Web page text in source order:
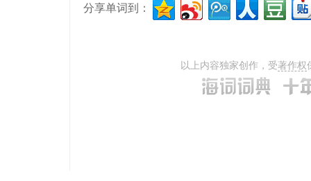
分享单词到：
以上内容独家创作，受著作权